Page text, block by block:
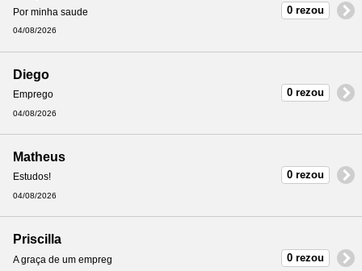
Por minha saude
04/08/2026
0 rezou
Diego
Emprego
04/08/2026
0 rezou
Matheus
Estudos!
04/08/2026
0 rezou
Priscilla
A graça de um empreg 0 rezou